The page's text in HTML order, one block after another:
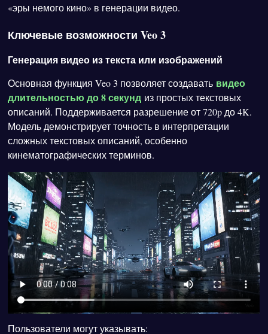
«эры немого кино» в генерации видео.
Ключевые возможности Veo 3
Генерация видео из текста или изображений
Основная функция Veo 3 позволяет создавать видео
длительностью до 8 секунд из простых текстовых
описаний. Поддерживается разрешение от 720p до 4K.
Модель демонстрирует точность в интерпретации
сложных текстовых описаний, особенно
кинематографических терминов.
Пользователи могут указывать: